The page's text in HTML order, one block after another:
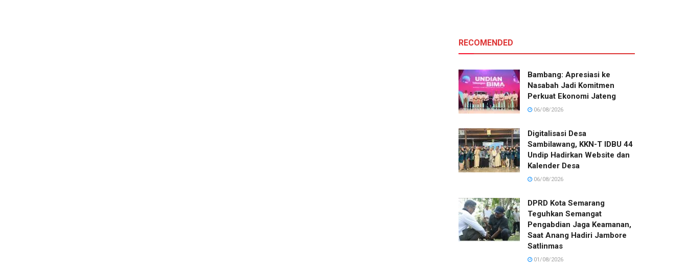
RECOMENDED
Bambang: Apresiasi ke
Nasabah Jadi Komitmen
Perkuat Ekonomi Jateng
06/08/2026
Digitalisasi Desa
Sambilawang, KKN-T IDBU 44
Undip Hadirkan Website dan
Kalender Desa
06/08/2026
DPRD Kota Semarang
Teguhkan Semangat
Pengabdian Jaga Keamanan,
Saat Anang Hadiri Jambore
Satlinmas
01/08/2026